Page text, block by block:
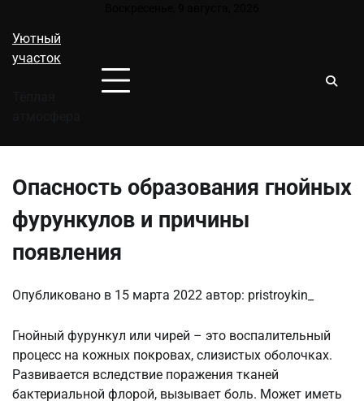
содержимому
Уютный
участок
Опасность образования гнойных
фурункулов и причины
появления
Опубликовано в 15 марта 2022 автор: pristroykin_
Гнойный фурункул или чирей – это воспалительный
процесс на кожных покровах, слизистых оболочках.
Развивается вследствие поражения тканей
бактериальной флорой, вызывает боль. Может иметь